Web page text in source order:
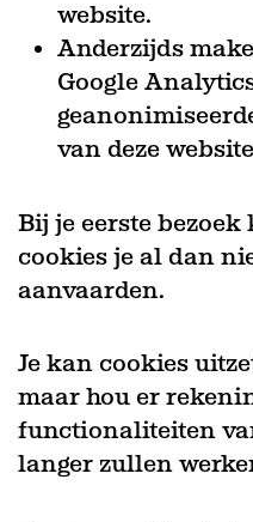
website.
Anderzijds
Google
van deze
Bij je eerste bezoek
cookies je al dan
aanvaarden.
Je kan cookies
maar hou er
functionaliteiten
langer zullen